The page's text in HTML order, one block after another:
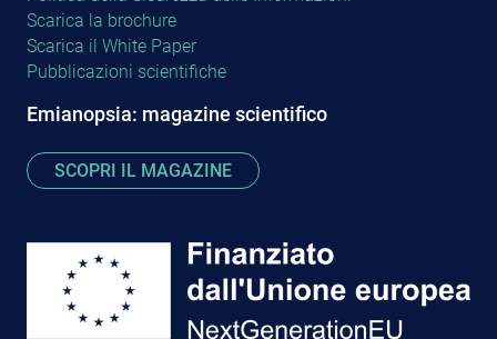
Scarica la brochure
Scarica il White Paper
Pubblicazioni scientifiche
Emianopsia: magazine scientifico
SCOPRI IL MAGAZINE